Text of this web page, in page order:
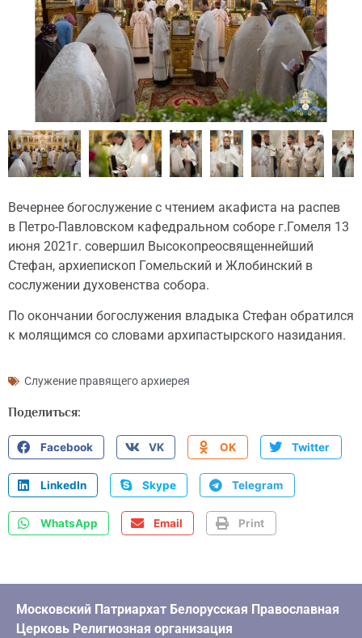
Вечернее богослужение с чтением акафиста на распев
в Петро-Павловском кафедральном соборе г.Гомеля 13
июня 2021г. совершил Высокопреосвященнейший
Стефан, архиепископ Гомельский и Жлобинский в
сослужении духовенства собора.
По окончании богослужения владыка Стефан обратился
к молящимся со словами архипастырского назидания.
Служение правящего архиерея
Поделиться:
Facebook VK OK Twitter
LinkedIn Skype Telegram
WhatsApp Email Print
Московский Патриархат Белорусская Православная
Церковь Религиозная организация